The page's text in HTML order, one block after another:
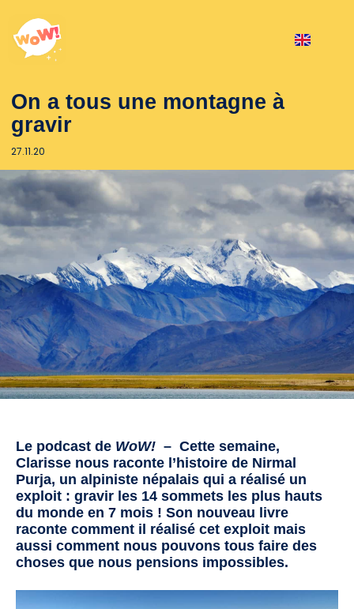
On a tous une montagne à
gravir
27.11.20
Le podcast de WoW! – Cette semaine,
Clarisse nous raconte l’histoire de Nirmal
Purja, un alpiniste népalais qui a réalisé un
exploit : gravir les 14 sommets les plus hauts
du monde en 7 mois ! Son nouveau livre
raconte comment il réalisé cet exploit mais
aussi comment nous pouvons tous faire des
choses que nous pensions impossibles.